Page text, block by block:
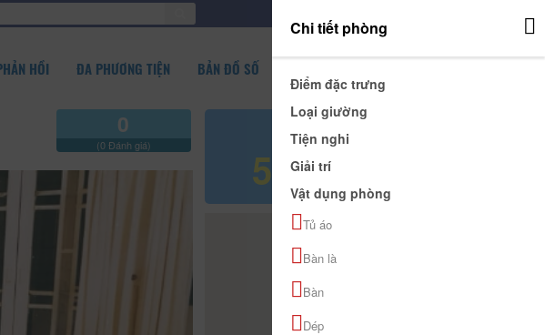
HỒI ĐA PHƯƠNG TIỆN BẢN ĐỒ SỐ
0
(0 Đánh giá) 500.000 đ
Chi tiết phòng
Điểm đặc trưng
Loại giường
Tiện nghi
Giải trí
Vật dụng phòng
Tủ áo
Bàn là
Bàn
Dép